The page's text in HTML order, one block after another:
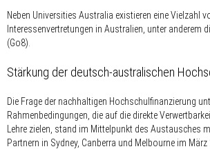
Neben Universities Australia existieren eine Vielzahl
Interessenvertretungen in Australien, unter anderem
(Go8).
Stärkung der deutsch-australischen
Die Frage der nachhaltigen Hochschulfinanzierung
Rahmenbedingungen, die auf die direkte
Lehre zielen, stand im Mittelpunkt des Austausches
Partnern in Sydney, Canberra und Melbourne im